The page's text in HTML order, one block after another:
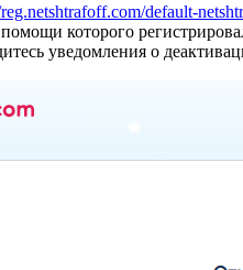
default-
которого
уведомления о